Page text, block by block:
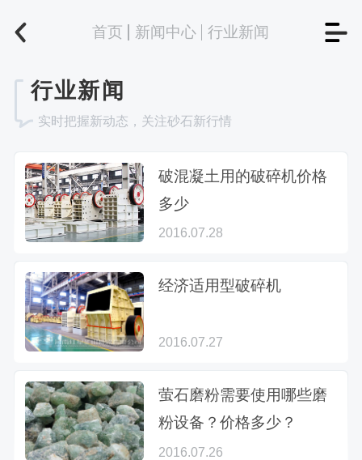
首页 新闻中心 行业新闻
行业新闻
实时把握新动态，关注砂石新行情
破混凝土用的破碎机价格
多少
2016.07.28
经济适用型破碎机
2016.07.27
萤石磨粉需要使用哪些磨
粉设备？价格多少？
2016.07.26